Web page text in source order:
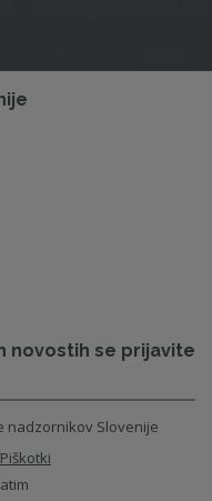
novostih se prijavite
nadzornikov Slovenije
Piškotki